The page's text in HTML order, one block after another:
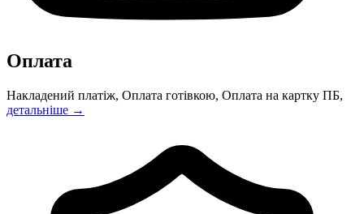
Оплата
Накладений платіж, Оплата готівкою, Оплата на картку ПБ,
детальніше →